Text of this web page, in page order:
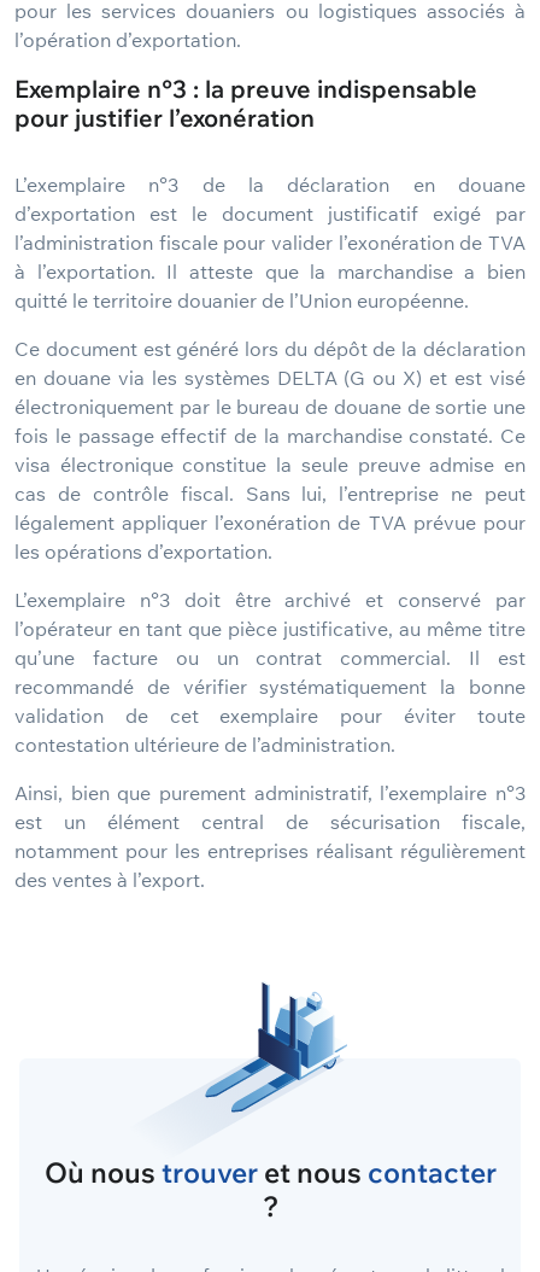
pour les services douaniers ou logistiques associés à
l’opération d’exportation.
Exemplaire n°3 : la preuve indispensable
pour justifier l’exonération
L’exemplaire n°3 de la déclaration en douane
d’exportation est le document justificatif exigé par
l’administration fiscale pour valider l’exonération de TVA
à l’exportation. Il atteste que la marchandise a bien
quitté le territoire douanier de l’Union européenne.
Ce document est généré lors du dépôt de la déclaration
en douane via les systèmes DELTA (G ou X) et est visé
électroniquement par le bureau de douane de sortie une
fois le passage effectif de la marchandise constaté. Ce
visa électronique constitue la seule preuve admise en
cas de contrôle fiscal. Sans lui, l’entreprise ne peut
légalement appliquer l’exonération de TVA prévue pour
les opérations d’exportation.
L’exemplaire n°3 doit être archivé et conservé par
l’opérateur en tant que pièce justificative, au même titre
qu’une facture ou un contrat commercial. Il est
recommandé de vérifier systématiquement la bonne
validation de cet exemplaire pour éviter toute
contestation ultérieure de l’administration.
Ainsi, bien que purement administratif, l’exemplaire n°3
est un élément central de sécurisation fiscale,
notamment pour les entreprises réalisant régulièrement
des ventes à l’export.
Où nous trouveret nous contacter
?